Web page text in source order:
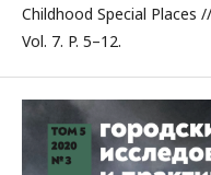
Childhood Special Places
Vol. 7. P. 5–12.